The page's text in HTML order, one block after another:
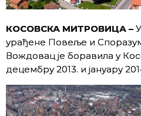
КОСОВСКА МИТРОВИЦА –
урађене Повеље и
Вождовац је боравила у
децембру 2013. и јануару